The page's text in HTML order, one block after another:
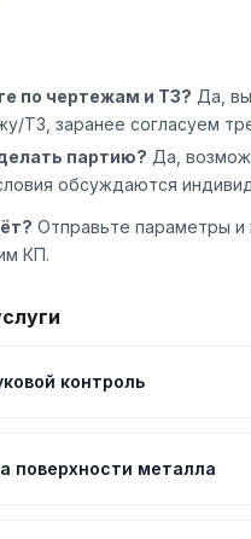
по чертежам и ТЗ? Да,
ТЗ, заранее согласуем
партию? Да,
обсуждаются
Отправьте параметры и
КП.
контроль
поверхности металла